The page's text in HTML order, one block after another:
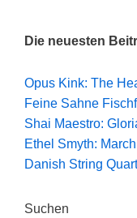
Die neuesten
Opus Kink: The
Feine Sahne
Shai Maestro:
Ethel Smyth:
Danish String
Suchen